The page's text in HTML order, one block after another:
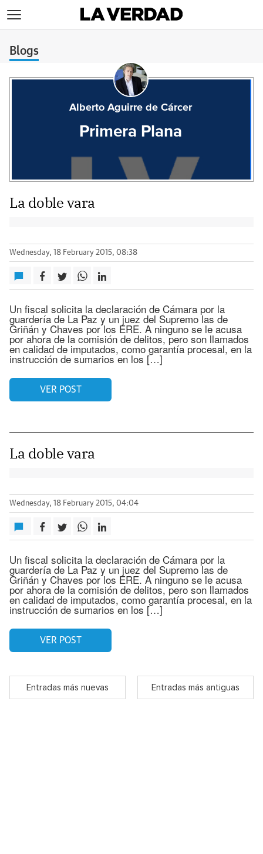
Blogs
Alberto Aguirre de Cárcer
Primera Plana
La doble vara
Wednesday, 18 February 2015, 08:38
Un fiscal solicita la declaración de Cámara por la
guardería de La Paz y un juez del Supremo las de
Griñán y Chaves por los ERE. A ninguno se le acusa
por ahora de la comisión de delitos, pero son llamados
en calidad de imputados, como garantía procesal, en la
instrucción de sumarios en los […]
VER POST
La doble vara
Wednesday, 18 February 2015, 04:04
Un fiscal solicita la declaración de Cámara por la
guardería de La Paz y un juez del Supremo las de
Griñán y Chaves por los ERE. A ninguno se le acusa
por ahora de la comisión de delitos, pero son llamados
en calidad de imputados, como garantía procesal, en la
instrucción de sumarios en los […]
VER POST
Entradas más nuevas Entradas más antiguas